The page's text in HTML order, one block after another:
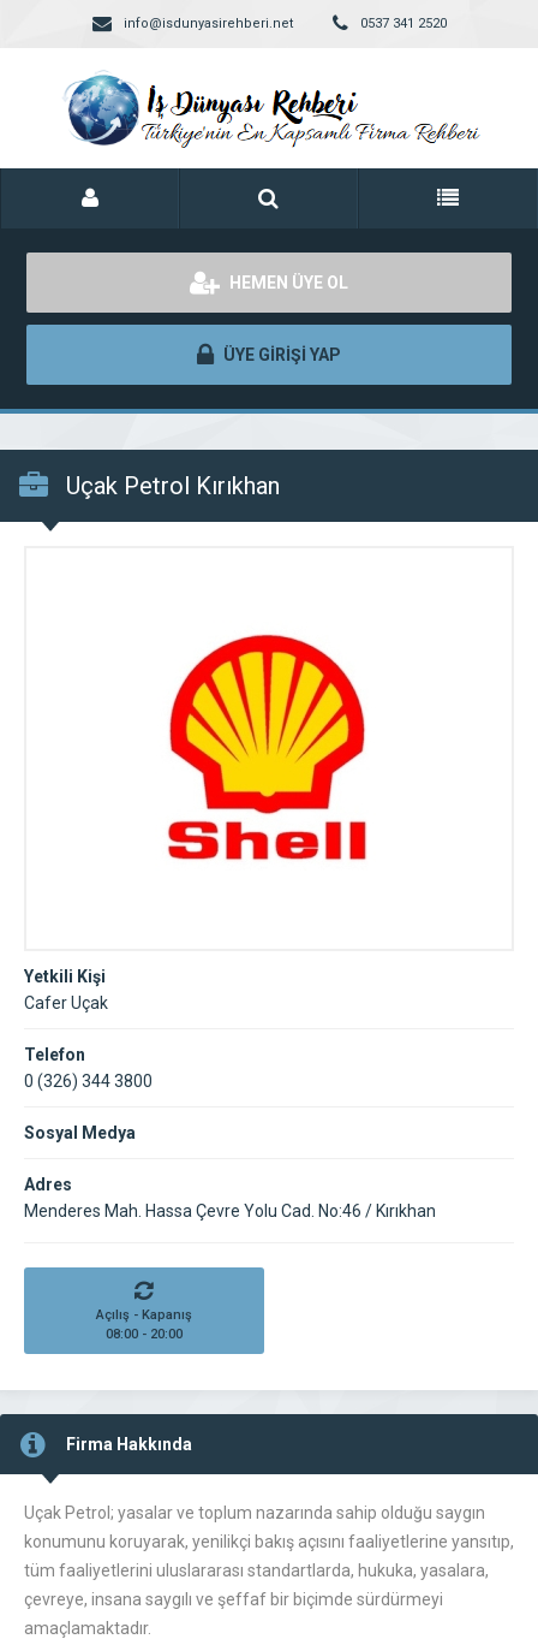
info@isdunyasirehberi.net 0537 341 2520
HEMEN ÜYE OL
ÜYE GİRİŞİ YAP
Uçak Petrol Kırıkhan
Yetkili Kişi
Cafer Uçak
Telefon
0 (326) 344 3800
Sosyal Medya
Adres
Menderes Mah. Hassa Çevre Yolu Cad. No:46 / Kırıkhan
Açılış - Kapanış
08:00 - 20:00
Firma Hakkında
Uçak Petrol; yasalar ve toplum nazarında sahip olduğu saygın
konumunu koruyarak, yenilikçi bakış açısını faaliyetlerine yansıtıp,
tüm faaliyetlerini uluslararası standartlarda, hukuka, yasalara,
çevreye, insana saygılı ve şeffaf bir biçimde sürdürmeyi
amaçlamaktadır.